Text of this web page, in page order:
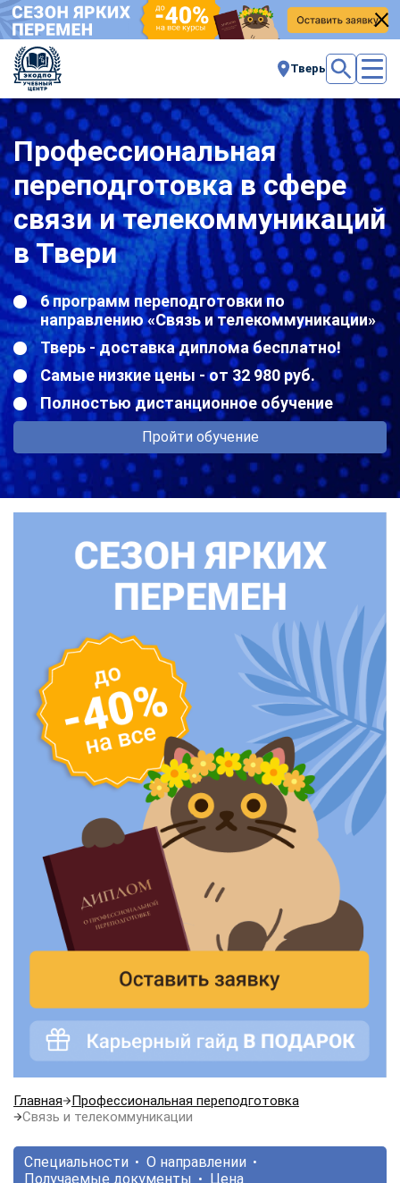
Тверь
Профессиональная
переподготовка в сфере
связи и телекоммуникаций
в Твери
6 программ переподготовки по
направлению «Связь и телекоммуникации»
Тверь - доставка диплома бесплатно!
Самые низкие цены - от 32 980 руб.
Полностью дистанционное обучение
Пройти обучение
Главная
Профессиональная переподготовка
Связь и телекоммуникации
Специальности
О направлении
Получаемые документы
Цена